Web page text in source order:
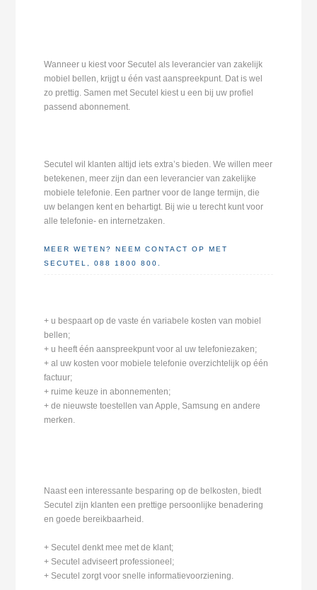
Wanneer u kiest voor Secutel als leverancier van zakelijk
mobiel bellen, krijgt u één vast aanspreekpunt. Dat is wel
zo prettig. Samen met Secutel kiest u een bij uw profiel
passend abonnement.
Secutel wil klanten altijd iets extra’s bieden. We willen meer
betekenen, meer zijn dan een leverancier van zakelijke
mobiele telefonie. Een partner voor de lange termijn, die
uw belangen kent en behartigt. Bij wie u terecht kunt voor
alle telefonie- en internetzaken.
MEER WETEN? NEEM CONTACT OP MET
SECUTEL, 088 1800 800.
+ u bespaart op de vaste én variabele kosten van mobiel
bellen;
+ u heeft één aanspreekpunt voor al uw telefoniezaken;
+ al uw kosten voor mobiele telefonie overzichtelijk op één
factuur;
+ ruime keuze in abonnementen;
+ de nieuwste toestellen van Apple, Samsung en andere
merken.
Naast een interessante besparing op de belkosten, biedt
Secutel zijn klanten een prettige persoonlijke benadering
en goede bereikbaarheid.
+ Secutel denkt mee met de klant;
+ Secutel adviseert professioneel;
+ Secutel zorgt voor snelle informatievoorziening.